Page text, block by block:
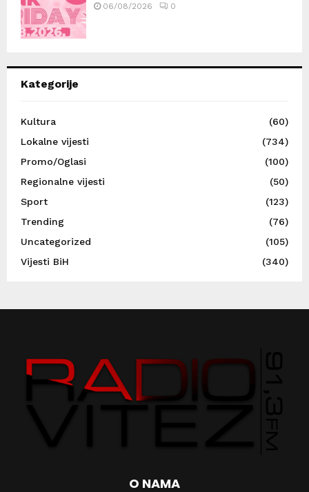
06/08/2026 0
Kategorije
Kultura
(60)
Lokalne vijesti
(734)
Promo/Oglasi
(100)
Regionalne vijesti
(50)
Sport
(123)
Trending
(76)
Uncategorized
(105)
Vijesti BiH
(340)
O NAMA